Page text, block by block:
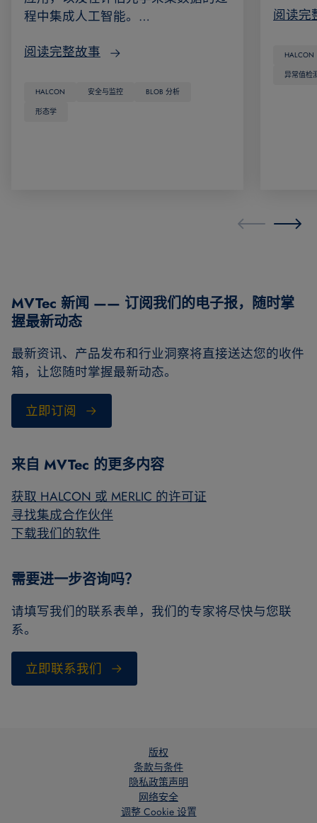
程中集成人工智能。…
阅读完整故事
HALCON 安全与监控
BLOB 分析
形态学
阅读完
HALCON
异常值检
MVTec 新闻 —— 订阅我们的电子报，随时掌
握最新动态
最新资讯、产品发布和行业洞察将直接送达您的收件
箱，让您随时掌握最新动态。
立即订阅
来自 MVTec 的更多内容
获取 HALCON 或 MERLIC 的许可证
寻找集成合作伙伴
下载我们的软件
需要进一步咨询吗？
请填写我们的联系表单，我们的专家将尽快与您联
系。
立即联系我们
版权
条款与条件
隐私政策声明
网络安全
调整 Cookie 设置